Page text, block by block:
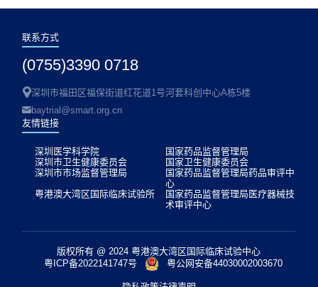
联系方式
(0755)3390 0718
深圳市福田区福保街道红花道1号河套科创中心A栋5楼
baytrial@smart.org.cn
友情链接
深圳医学科学院
国家药品监督管理局
深圳市卫生健康委员会
国家卫生健康委员会
深圳市市场监督管理局
国家药品监督管理局药品审评中
心
粤港澳大湾区国际临床试验所
国家药品监督管理局医疗器械技
术审评中心
版权所有 @ 2024 粤港澳大湾区国际临床试验中心
粤ICP备2022141747号
粤公网安备44030002003670